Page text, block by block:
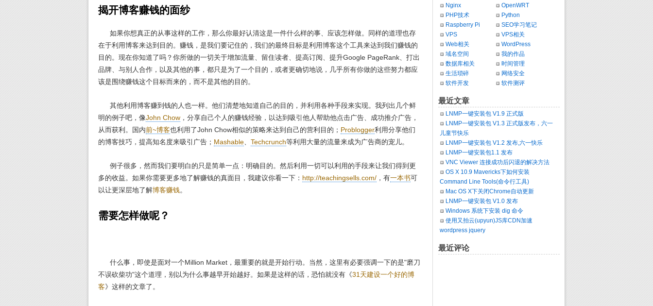
揭开博客赚钱的面纱
如果你想真正的从事这样的工作，那么你最好认清这是一件什么样的事、应该怎样做。同样的道理也存
在于利用博客来达到目的。赚钱，是我们要记住的，我们的最终目标是利用博客这个工具来达到我们赚钱的
目的。现在你知道了吗？你所做的一切关于增加流量、留住读者、提高订阅、提升Google PageRank、打出
品牌、与别人合作，以及其他的事，都只是为了一个目的，或者更确切地说，几乎所有你做的这些努力都应
该是围绕赚钱这个目标而来的，而不是其他的目的。
其他利用博客赚到钱的人也一样。他们清楚地知道自己的目的，并利用各种手段来实现。我列出几个鲜
明的例子吧，像John Chow ，分享自己个人的赚钱经验，以达到吸引他人帮助他点击广告、成功推介广告，
从而获利。国内前~博客也利用了John Chow相似的策略来达到自己的营利目的； Problogger利用分享他们
的博客技巧，提高知名度来吸引广告； Mashable Techcrunch等利用大量的流量来成为广告商的宠儿。
例子很多，然而我们要明白的只是简单一点：明确目的。然后利用一切可以利用的手段来让我们得到更
多的收益。如果你需要更多地了解赚钱的真面目，我建议你看一下： http://teachingsells.com/ ，有一本书可
以让更深层地了解博客赚钱。
需要怎样做呢？
什么事，即使是面对一个Million Market，最重要的就是开始行动。当然，这里有必要强调一下的是"磨刀
不误砍柴功"这个道理，别以为什么事越早开始越好。如果是这样的话，恐怕就没有《31天建设一个好的博
客》这样的文章了。
Nginx
OpenWRT
PHP技术
Python
Raspberry Pi
SEO学习笔记
VPS
VPS相关
Web相关
WordPress
域名空间
我的作品
数据库相关
时间管理
生活琐碎
网络安全
软件开发
软件测评
最近文章
LNMP一键安装包 V1.9 正式版
LNMP一键安装包 V1.3 正式版发布，六一
儿童节快乐
LNMP一键安装包 V1.2 发布,六一快乐
LNMP一键安装包1.1 发布
VNC Viewer 连接成功后闪退的解决方法
OS X 10.9 Mavericks下如何安装
Command Line Tools(命令行工具)
Mac OS X下关闭Chrome自动更新
LNMP一键安装包 V1.0 发布
Windows 系统下安装 dig 命令
使用又拍云(upyun)JS库CDN加速
wordpress jquery
最近评论